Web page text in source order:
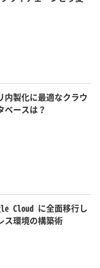
内製化に最適なクラウ
ベースは？
Cloud に全面移行し
ス環境の構築術